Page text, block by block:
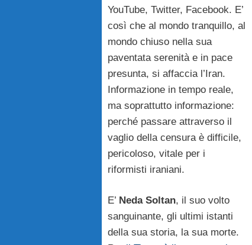
YouTube, Twitter, Facebook. E’
così che al mondo tranquillo, al
mondo chiuso nella sua
paventata serenità e in pace
presunta, si affaccia l’Iran.
Informazione in tempo reale,
ma soprattutto informazione:
perché passare attraverso il
vaglio della censura è difficile,
pericoloso, vitale per i
riformisti iraniani.
E’ Neda Soltan, il suo volto
sanguinante, gli ultimi istanti
della sua storia, la sua morte.